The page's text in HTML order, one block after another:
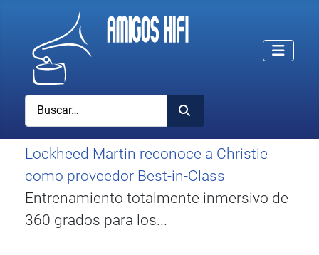
Buscar
Lockheed Martin reconoce a Christie
como proveedor Best-in-Class
Entrenamiento totalmente inmersivo de
360 grados para los...